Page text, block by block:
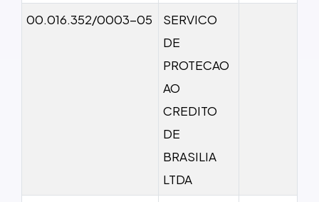
00.016.352/0003-05
SERVICO
DE
PROTECAO
AO
CREDITO
DE
BRASILIA
LTDA